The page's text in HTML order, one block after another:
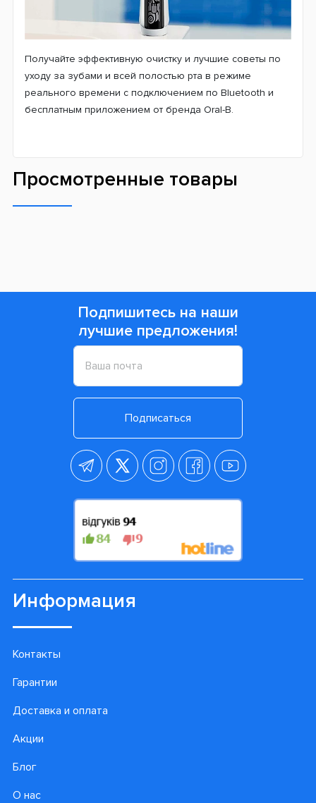
Получайте эффективную очистку и лучшие советы по
уходу за зубами и всей полостью рта в режиме
реального времени с подключением по Bluetooth и
бесплатным приложением от бренда Oral-B.
Просмотренные товары
Подпишитесь на наши
лучшие предложения!
Подписаться
Информация
Контакты
Гарантии
Доставка и оплата
Акции
Блог
О нас